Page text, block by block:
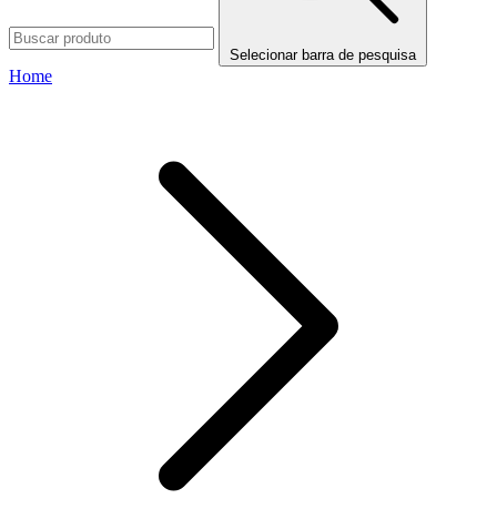
Selecionar barra de pesquisa
Home